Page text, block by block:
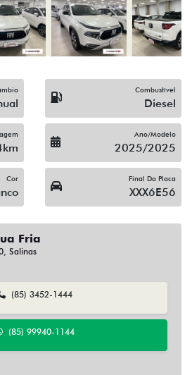
Combustível
Diesel
Ano/Modelo
2025/2025
Cor Final Da Placa
XXX6E56
Fria
Salinas
(85) 3452-1444
(85) 99940-1144